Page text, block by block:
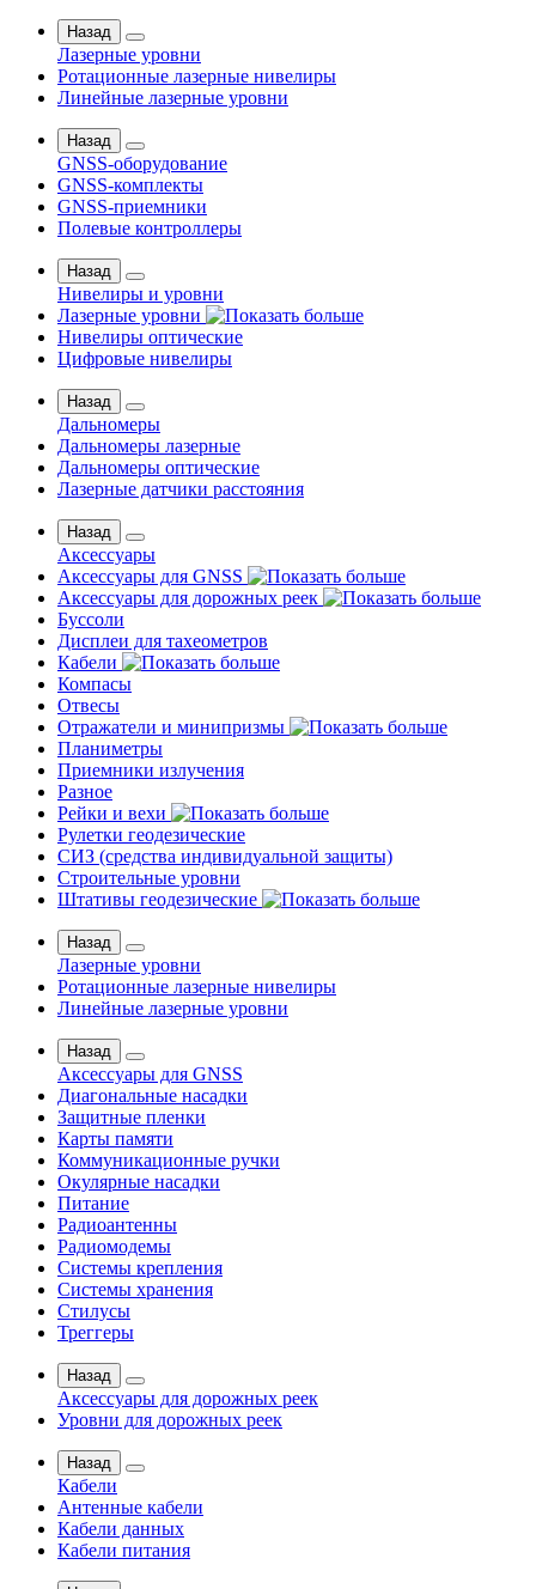
Назад
Лазерные уровни
Ротационные лазерные нивелиры
Линейные лазерные уровни
Назад
GNSS-оборудование
GNSS-комплекты
GNSS-приемники
Полевые контроллеры
Назад
Нивелиры и уровни
Лазерные уровни
Нивелиры оптические
Цифровые нивелиры
Назад
Дальномеры
Дальномеры лазерные
Дальномеры оптические
Лазерные датчики расстояния
Назад
Аксессуары
Аксессуары для GNSS
Аксессуары для дорожных реек
Буссоли
Дисплеи для тахеометров
Кабели
Компасы
Отвесы
Отражатели и минипризмы
Планиметры
Приемники излучения
Разное
Рейки и вехи
Рулетки геодезические
СИЗ (средства индивидуальной защиты)
Строительные уровни
Штативы геодезические
Назад
Лазерные уровни
Ротационные лазерные нивелиры
Линейные лазерные уровни
Назад
Аксессуары для GNSS
Диагональные насадки
Защитные пленки
Карты памяти
Коммуникационные ручки
Окулярные насадки
Питание
Радиоантенны
Радиомодемы
Системы крепления
Системы хранения
Стилусы
Треггеры
Назад
Аксессуары для дорожных реек
Уровни для дорожных реек
Назад
Кабели
Антенные кабели
Кабели данных
Кабели питания